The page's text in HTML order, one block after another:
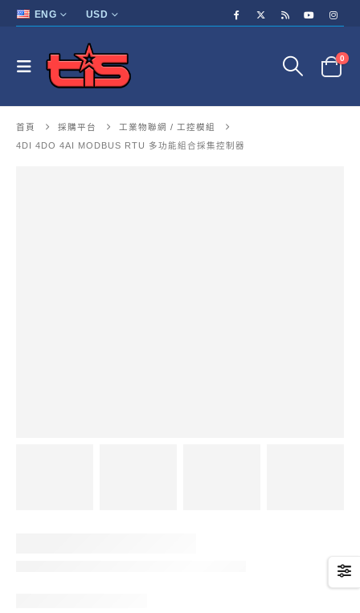
ENG USD
0
首頁 採購平台
工業物聯網 / 工控模組
4DI 4DO 4AI MODBUS RTU 多功能組合採集控制器